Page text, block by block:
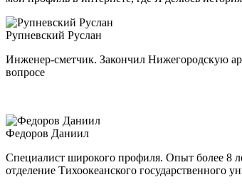
Рупневский Руслан
Инженер-сметчик. Закончил Нижегородскую
вопросе
Федоров Даниил
Специалист широкого профиля. Опыт более 8
отделение Тихоокеанского государственного